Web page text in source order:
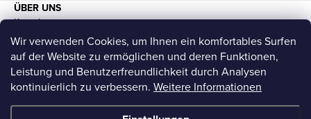
Wir verwenden Cookies, um Ihnen ein komfortables Surfen
auf der Website zu ermöglichen und deren Funktionen,
Leistung und Benutzerfreundlichkeit durch Analysen
kontinuierlich zu verbessern. Weitere Informationen
ÜBER UNS
Kontakte
Geschäftsbedingungen und DSGVO
Transport